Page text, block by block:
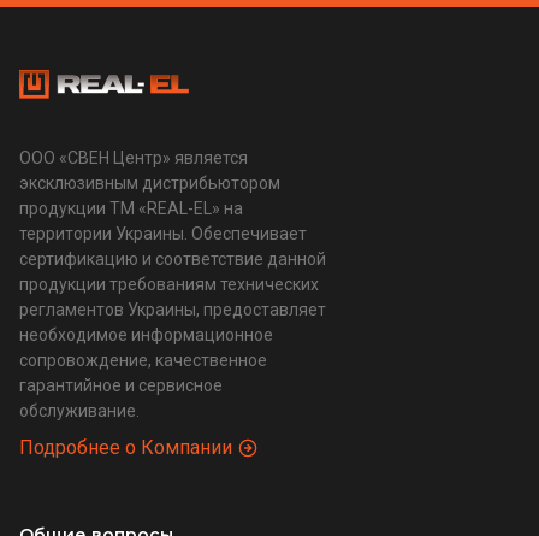
ООО «СВЕН Центр» является
эксклюзивным дистрибьютором
продукции ТМ «REAL-EL» на
территории Украины. Обеспечивает
сертификацию и соответствие данной
продукции требованиям технических
регламентов Украины, предоставляет
необходимое информационное
сопровождение, качественное
гарантийное и сервисное
обслуживание.
Подробнее о Компании